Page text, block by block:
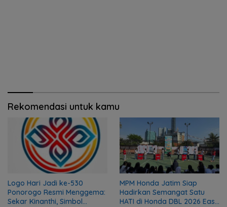
Rekomendasi untuk kamu
Logo Hari Jadi ke-530
Ponorogo Resmi Menggema:
Sekar Kinanthi, Simbol
MPM Honda Jatim Siap
Hadirkan Semangat Satu
HATI di Honda DBL 2026 East